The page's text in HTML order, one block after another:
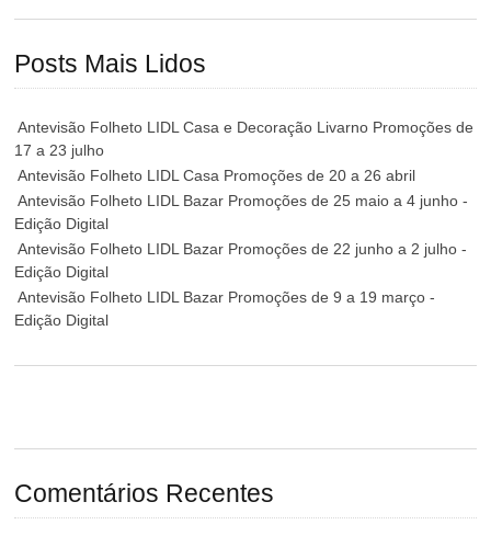
Posts Mais Lidos
Antevisão Folheto LIDL Casa e Decoração Livarno Promoções de
17 a 23 julho
Antevisão Folheto LIDL Casa Promoções de 20 a 26 abril
Antevisão Folheto LIDL Bazar Promoções de 25 maio a 4 junho -
Edição Digital
Antevisão Folheto LIDL Bazar Promoções de 22 junho a 2 julho -
Edição Digital
Antevisão Folheto LIDL Bazar Promoções de 9 a 19 março -
Edição Digital
Comentários Recentes